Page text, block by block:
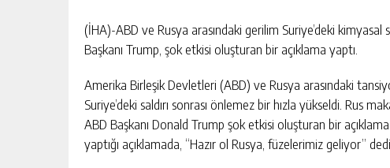
(İHA)-ABD ve Rusya arasındaki gerilim Suriye’deki kimyasal
Başkanı Trump, şok etkisi oluşturan bir açıklama yaptı.
Amerika Birleşik Devletleri (ABD) ve Rusya arasındaki
Suriye’deki saldırı sonrası önlemez bir hızla yükseldi. Rus
ABD Başkanı Donald Trump şok etkisi oluşturan bir
yaptığı açıklamada, “Hazır ol Rusya, füzelerimiz geliyor” dedi.
GÜNLÜK HABER AKIŞI
İCRADAN SATILIK